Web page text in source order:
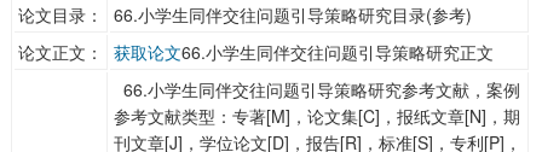
论文目录：
66.小学生同伴交往问题引导策略研究目录(参考)
论文正文：
获取论文66.小学生同伴交往问题引导策略研究正文
66.小学生同伴交往问题引导策略研究参考文献，案例
参考文献类型：专著[M]，论文集[C]，报纸文章[N]，期
刊文章[J]，学位论文[D]，报告[R]，标准[S]，专利[P]，